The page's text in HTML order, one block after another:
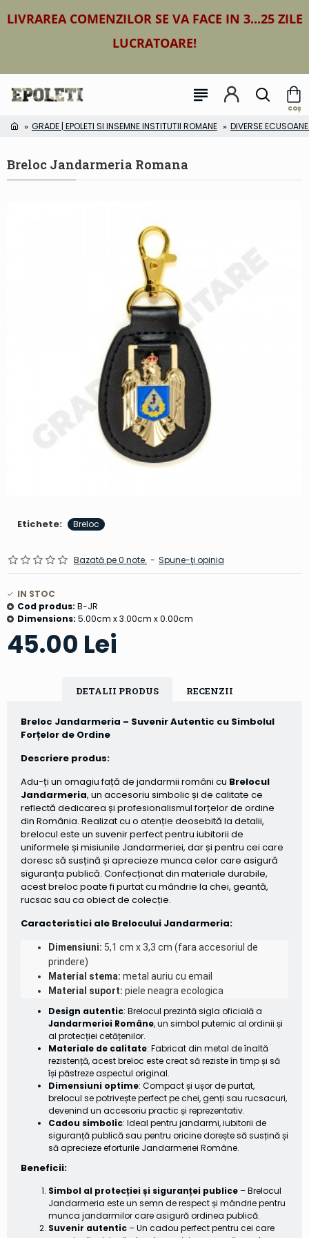
LIVRAREA COMENZILOR SE VA FACE IN 3...25 ZILE
LUCRATOARE!
GRADE | EPOLETI SI INSEMNE INSTITUTII ROMANE DIVERSE
Breloc Jandarmeria Romana
Etichete: Breloc
Bazată pe 0 note. - Spune-ţi opinia
45.00 Lei
IN STOC
Cod produs: B-JR
Dimensions: 5.00cm x 3.00cm x 0.00cm
DETALII PRODUS RECENZII
Breloc Jandarmeria – Suvenir Autentic cu Simbolul
Forțelor de Ordine
Descriere produs:
Adu-ți un omagiu față de jandarmii români cu Brelocul
Jandarmeria, un accesoriu simbolic și de calitate ce
reflectă dedicarea și profesionalismul forțelor de ordine
din România. Realizat cu o atenție deosebită la detalii,
brelocul este un suvenir perfect pentru iubitorii de
uniformele și misiunile Jandarmeriei, dar și pentru cei care
doresc să susțină și aprecieze munca celor care asigură
siguranța publică. Confecționat din materiale durabile,
acest breloc poate fi purtat cu mândrie la chei, geantă,
rucsac sau ca obiect de colecție.
Caracteristici ale Brelocului Jandarmeria:
Dimensiuni: 5,1 cm x 3,3 cm (fara accesoriul de
prindere)
Material stema: metal auriu cu email
Material suport: piele neagra ecologica
Design autentic: Brelocul prezintă sigla oficială a
Jandarmeriei Române, un simbol puternic al ordinii și
al protecției cetățenilor.
Materiale de calitate: Fabricat din metal de înaltă
rezistență, acest breloc este creat să reziste în timp și să
își păstreze aspectul original.
Dimensiuni optime: Compact și ușor de purtat,
brelocul se potrivește perfect pe chei, genți sau rucsacuri,
devenind un accesoriu practic și reprezentativ.
Cadou simbolic: Ideal pentru jandarmi, iubitorii de
siguranță publică sau pentru oricine dorește să susțină și
să aprecieze eforturile Jandarmeriei Române.
Beneficii:
Simbol al protecției și siguranței publice – Brelocul
Jandarmeria este un semn de respect și mândrie pentru
munca jandarmilor care asigură ordinea publică.
Suvenir autentic – Un cadou perfect pentru cei care